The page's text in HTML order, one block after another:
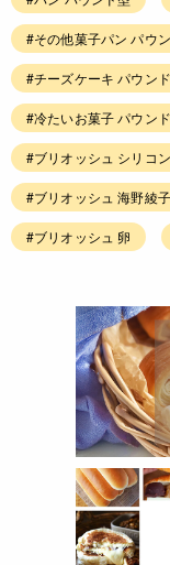
#その他菓子パン パウ
#チーズケーキ パウン
#冷たいお菓子 パウン
#ブリオッシュ シリコ
#ブリオッシュ 海野綾
#ブリオッシュ 卵